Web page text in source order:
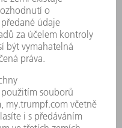
dotazy
podmínky
254